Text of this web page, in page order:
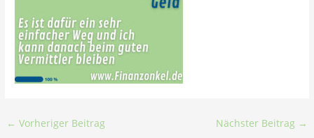
← Vorheriger Beitrag Nächster Beitrag →